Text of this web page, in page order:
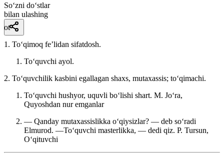
So‘zni do‘stlar
bilan ulashing
ot
1. Toʻqimoq feʼlidan sifatdosh.
Toʻquvchi ayol.
2. Toʻquvchilik kasbini egallagan shaxs, mutaxassis; toʻqimachi.
Toʻquvchi hushyor, uquvli boʻlishi shart. M. Joʻra,
Quyoshdan nur emganlar
— Qanday mutaxassislikka oʻqiysizlar? — deb soʻradi
Elmurod. —Toʻquvchi masterlikka, — dedi qiz. P. Tursun,
Oʻqituvchi